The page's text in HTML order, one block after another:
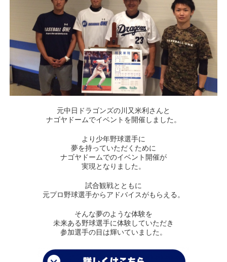
元中日ドラゴンズの川又米利さんと
ナゴヤドームでイベントを開催しました。
より少年野球選手に
夢を持っていただくために
ナゴヤドームでのイベント開催が
実現となりました。
試合観戦とともに
元プロ野球選手からアドバイスがもらえる。
そんな夢のような体験を
未来ある野球選手に体験していただき
参加選手の目は輝いていました。